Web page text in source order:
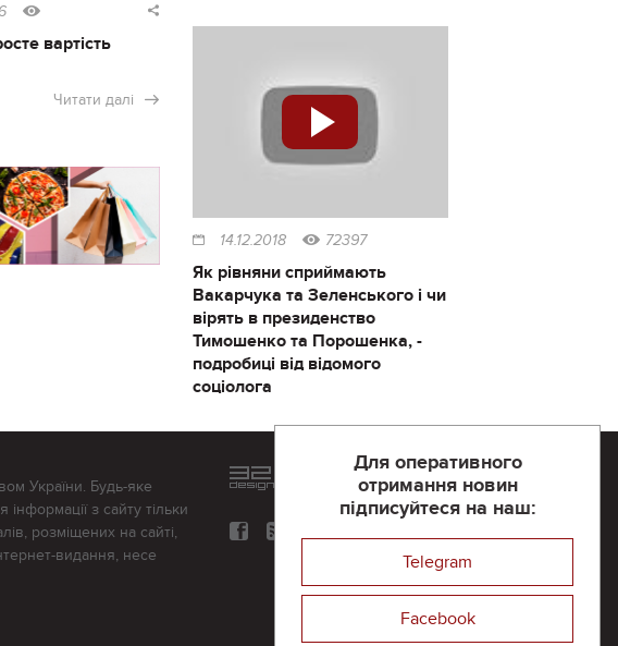
вартість
Читати далі
14.12.2018 72397
Як рівняни сприймають
Вакарчука та Зеленського і чи
вірять в президенство
Тимошенко та Порошенка, -
подробиці від відомого
соціолога
Для оперативного
отримання новин
підписуйтеся на наш:
Telegram
Facebook
України. Будь-яке
з сайту тільки
розміщених на сайті,
видання, несе
Розроблений та підтримується
компанії 32х32